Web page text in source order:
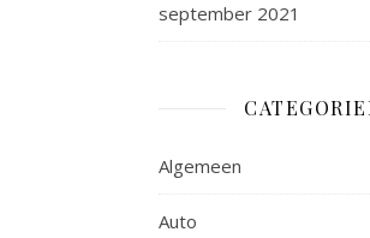
september 2021
Algemeen
Auto